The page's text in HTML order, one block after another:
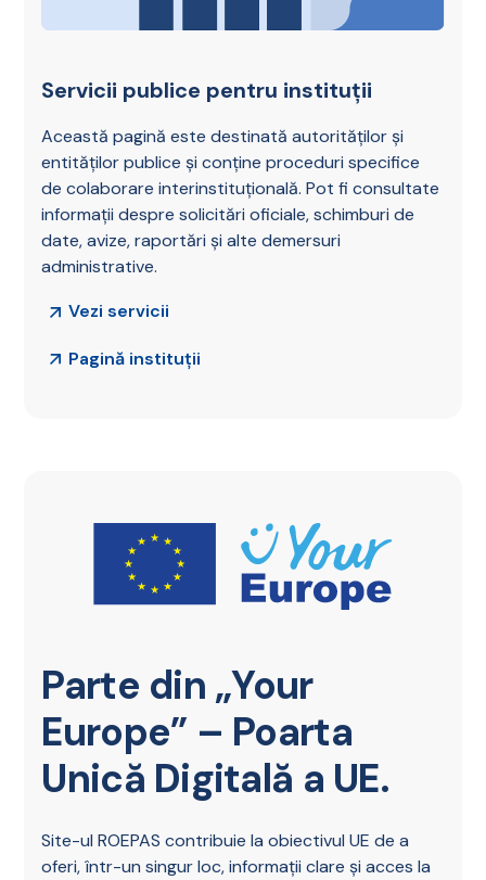
Servicii publice pentru instituții
Această pagină este destinată autorităților și
entităților publice și conține proceduri specifice
de colaborare interinstituțională. Pot fi consultate
informații despre solicitări oficiale, schimburi de
date, avize, raportări și alte demersuri
administrative.
Vezi servicii
Pagină instituții
Parte din „Your
Europe” – Poarta
Unică Digitală a UE.
Site-ul ROEPAS contribuie la obiectivul UE de a
oferi, într-un singur loc, informații clare și acces la